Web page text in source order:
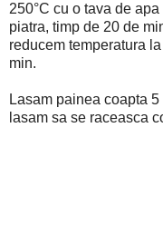
250°C cu o tava de
piatra, timp de 20 de
reducem temperatura
min.
Lasam painea coapta
lasam sa se raceasca